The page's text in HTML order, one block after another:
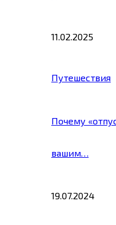
11.02.2025
Путешествия
Почему
вашим…
19.07.2024